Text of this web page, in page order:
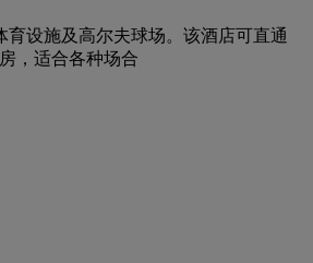
设施及高尔夫球场。该酒店可直通
，适合各种场合